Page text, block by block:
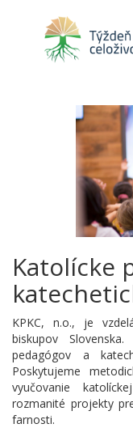
Katolícke
KPKC, n.o., je
biskupov
pedagógov a
Poskytujeme
vyučovanie
rozmanité projekty
farnosti.